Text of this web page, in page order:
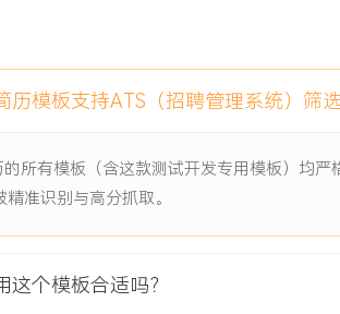
供应链中台系统测试平台建设
代频率。多个业务线共用测试环境导致数据污
动化测试脚本分散维护，用例执行失败率高，且
试管理平台的需求分析与核心模块设计，整合用
历模板支持ATS（招聘管理系统）筛
的所有模板（含这款测试开发专用模板）均
准识别与高分抓取。
这个模板合适吗？